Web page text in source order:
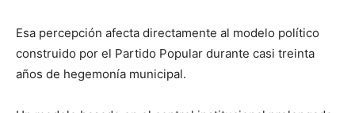
Esa percepción afecta directamente al modelo político
construido por el Partido Popular durante casi treinta
años de hegemonía municipal.